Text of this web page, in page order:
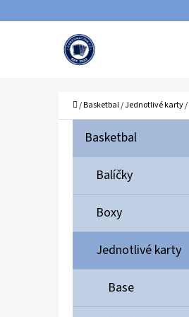
Domů
/Basketbal/Jednotlivé karty/
Přeskočit
kategorie
K
T
G
R
E
Basketbal
Balíčky
Boxy
Jednotlivé karty
Base
Zpět
Zpět